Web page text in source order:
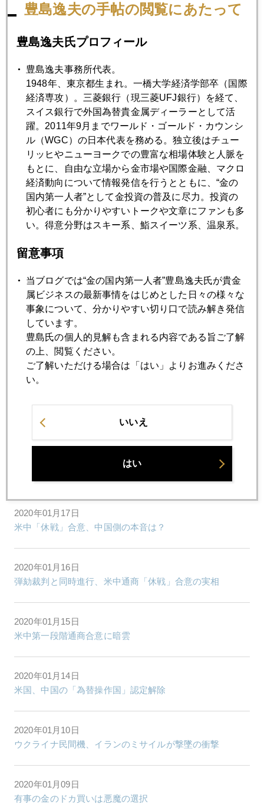
金融政策不信を映す金高騰
2020年01月29日
新型肺炎優先、中国経済６％割れも覚悟か
2020年01月28日
コロナショック、中国デフォルト懸念再燃も
2020年01月27日
コロナショック、週明け、市場を直撃
新型肺炎、中国経済を直撃
2020年01月23日
ドイツと金の歴史
2020年01月22日
新型肺炎、市場にも衝撃
2020年01月21日
欧米で日本見直しの風潮
2020年01月17日
米中「休戦」合意、中国側の本音は？
2020年01月16日
弾劾裁判と同時進行、米中通商「休戦」合意の実相
2020年01月15日
米中第一段階通商合意に暗雲
2020年01月14日
米国、中国の「為替操作国」認定解除
2020年01月10日
ウクライナ民間機、イランのミサイルが撃墜の衝撃
2020年01月09日
有事の金のドカ買いは悪魔の選択
豊島逸夫の手帖の閲覧にあたって
豊島逸夫氏プロフィール
豊島逸夫事務所代表。
1948年、東京都生まれ。一橋大学経済学部卒（国際
経済専攻）。三菱銀行（現三菱UFJ銀行）を経て、
スイス銀行で外国為替貴金属ディーラーとして活
躍。2011年9月までワールド・ゴールド・カウンシ
ル（WGC）の日本代表を務める。独立後はチュー
リッヒやニューヨークでの豊富な相場体験と人脈を
もとに、自由な立場から金市場や国際金融、マクロ
経済動向について情報発信を行うとともに、“金の
国内第一人者”として金投資の普及に尽力。投資の
初心者にも分かりやすいトークや文章にファンも多
い。得意分野はスキー系、鮨スイーツ系、温泉系。
留意事項
当ブログでは“金の国内第一人者”豊島逸夫氏が貴金
属ビジネスの最新事情をはじめとした日々の様々な
事象について、分かりやすい切り口で読み解き発信
しています。
豊島氏の個人的見解も含まれる内容である旨ご了解
の上、閲覧ください。
ご了解いただける場合は「はい」よりお進みくださ
い。
いいえ
はい